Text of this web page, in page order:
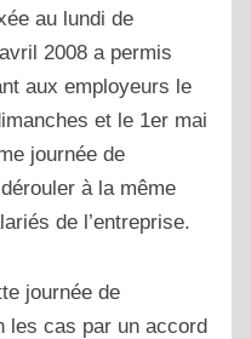
au lundi de
2008 a permis
aux employeurs le
et le 1er mai
journée de
à la même
de l’entreprise.
journée de
les cas par un accord